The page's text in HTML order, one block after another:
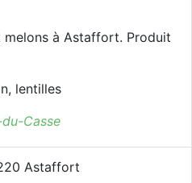
à Astaffort. Produit
lentilles
Casse
Astaffort